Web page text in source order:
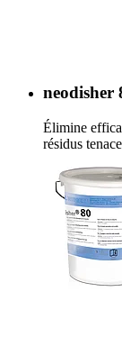
neodisher
Élimine
résidus